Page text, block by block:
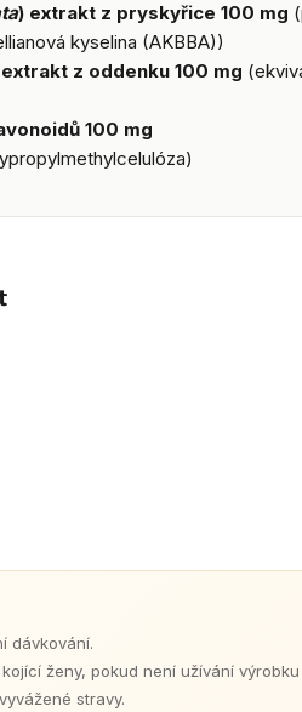
) extrakt z pryskyřice 100 mg
kyselina (AKBBA))
z oddenku 100 mg
100 mg
dávkování.
ženy, pokud není užívání
stravy.